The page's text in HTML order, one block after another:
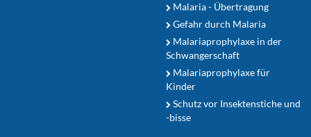
Malaria - Übertragung
Gefahr durch Malaria
Malariaprophylaxe in der
Schwangerschaft
Malariaprophylaxe für
Kinder
Schutz vor Insektenstiche und
-bisse